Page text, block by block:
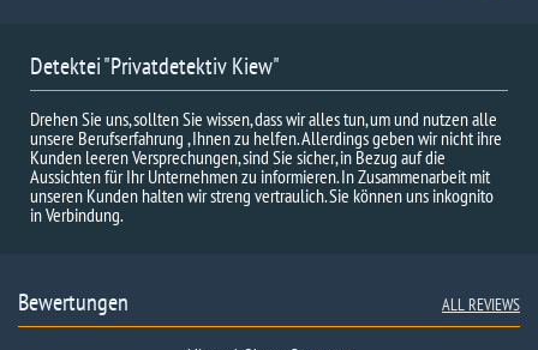
Detektei "Privatdetektiv Kiew"
Drehen Sie uns, sollten Sie wissen, dass wir alles tun, um und nutzen alle
unsere Berufserfahrung , Ihnen zu helfen. Allerdings geben wir nicht ihre
Kunden leeren Versprechungen, sind Sie sicher, in Bezug auf die
Aussichten für Ihr Unternehmen zu informieren. In Zusammenarbeit mit
unseren Kunden halten wir streng vertraulich. Sie können uns inkognito
in Verbindung.
Bewertungen ALL REVIEWS